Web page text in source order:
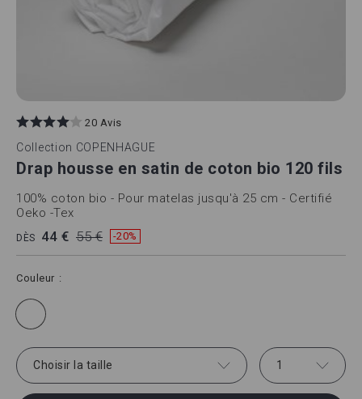
20 Avis
Collection COPENHAGUE
Drap housse en satin de coton bio 120 fils
100% coton bio - Pour matelas jusqu'à 25 cm - Certifié
Oeko -Tex
DÈS 44 € 55 € -20%
Couleur
Choisir la taille 1